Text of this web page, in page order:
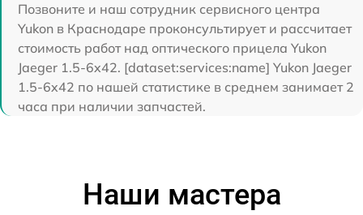
Позвоните и наш сотрудник сервисного центра
Yukon в Краснодаре проконсультирует и рассчитает
стоимость работ над оптического прицела Yukon
Jaeger 1.5-6x42. [dataset:services:name] Yukon Jaeger
1.5-6x42 по нашей статистике в среднем занимает 2
часа при наличии запчастей.
Наши мастера